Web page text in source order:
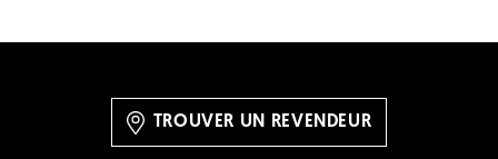
TROUVER UN REVENDEUR